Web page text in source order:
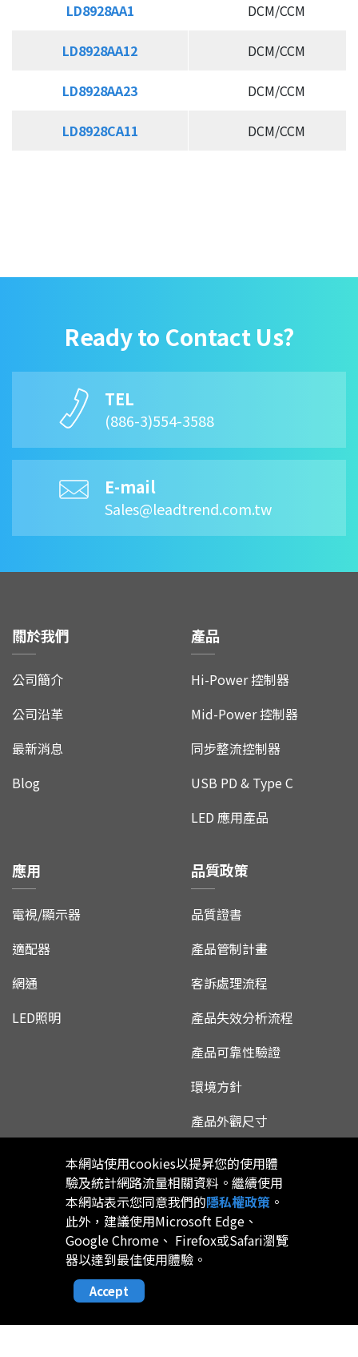
LD8928AA1 DCM/CCM
LD8928AA12 DCM/CCM
LD8928AA23 DCM/CCM
LD8928CA11 DCM/CCM
LD8928AA1
LD8928AA12
LD8928AA23
LD8928CA11
Ready to Contact Us?
TEL
(886-3)554-3588
E-mail
Sales@leadtrend.com.tw
關於我們
公司簡介
公司沿革
最新消息
Blog
產品
Hi-Power 控制器
Mid-Power 控制器
同步整流控制器
USB PD & Type C
LED 應用產品
應用
電視/顯示器
適配器
網通
LED照明
品質政策
品質證書
產品管制計畫
客訴處理流程
產品失效分析流程
產品可靠性驗證
環境方針
產品外觀尺寸
投資人關係
社會責任與利害關係人專區
人力資源
加入我們
薪資與福利
員工樂活
本網站使用cookies以提昇您的使用體
驗及統計網路流量相關資料。繼續使用
本網站表示您同意我們的隱私權政策 。
此外，建議使用Microsoft Edge、
Google Chrome、 Firefox或Safari瀏覽
器以達到最佳使用體驗。
Accept